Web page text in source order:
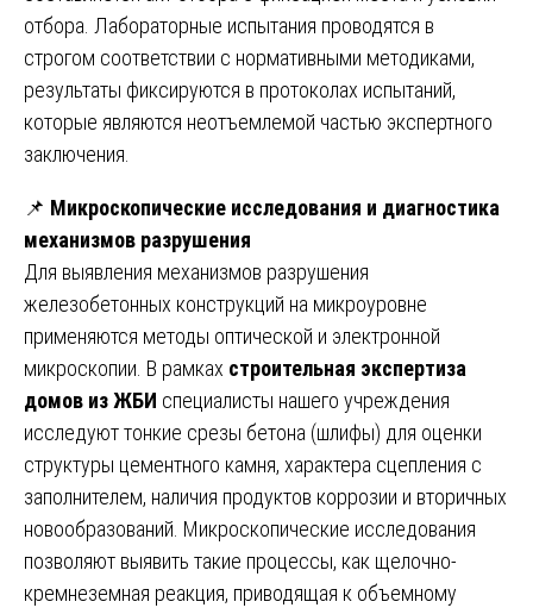
отбора. Лабораторные испытания проводятся в
строгом соответствии с нормативными методиками,
результаты фиксируются в протоколах испытаний,
которые являются неотъемлемой частью экспертного
заключения.
📌 Микроскопические исследования и диагностика
механизмов разрушения
Для выявления механизмов разрушения
железобетонных конструкций на микроуровне
применяются методы оптической и электронной
микроскопии. В рамках строительная экспертиза
домов из ЖБИ специалисты нашего учреждения
исследуют тонкие срезы бетона (шлифы) для оценки
структуры цементного камня, характера сцепления с
заполнителем, наличия продуктов коррозии и вторичных
новообразований. Микроскопические исследования
позволяют выявить такие процессы, как щелочно-
кремнеземная реакция, приводящая к объемному